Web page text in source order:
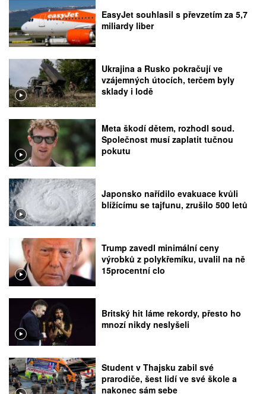
EasyJet souhlasil s převzetím za 5,7
miliardy liber
Ukrajina a Rusko pokračují ve
vzájemných útocích, terčem byly
sklady i lodě
Meta škodí dětem, rozhodl soud.
Společnost musí zaplatit tučnou
pokutu
Japonsko nařídilo evakuace kvůli
blížícímu se tajfunu, zrušilo 500 letů
Trump zavedl minimální ceny
výrobků z polykřemíku, uvalil na ně
15procentní clo
Britský hit láme rekordy, přesto ho
mnozí nikdy neslyšeli
Student v Thajsku zabil své
prarodiče, šest lidí ve své škole a
nakonec sám sebe